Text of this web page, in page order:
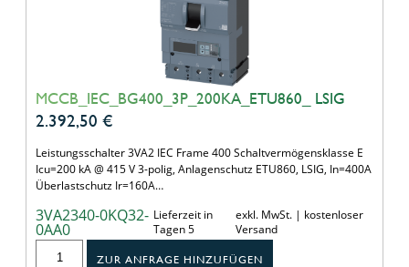
MCCB_IEC_BG400_3P_200KA_ETU860_ LSIG
2.392,50 €
Leistungsschalter 3VA2 IEC Frame 400 Schaltvermögensklasse E
Icu=200 kA @ 415 V 3-polig, Anlagenschutz ETU860, LSIG, In=400A
Überlastschutz Ir=160A…
3VA2340-0KQ32-
0AA0
Lieferzeit in
Tagen 5
exkl. MwSt. | kostenloser
Versand
ZUR ANFRAGE HINZUFÜGEN